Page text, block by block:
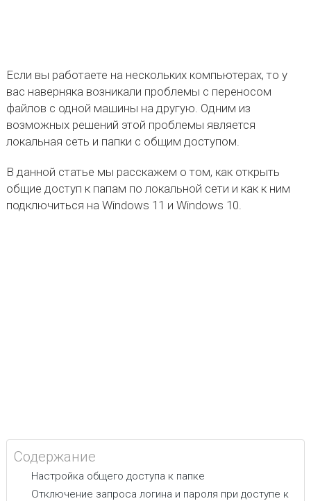
Если вы работаете на нескольких компьютерах, то у
вас наверняка возникали проблемы с переносом
файлов с одной машины на другую. Одним из
возможных решений этой проблемы является
локальная сеть и папки с общим доступом.
В данной статье мы расскажем о том, как открыть
общие доступ к папам по локальной сети и как к ним
подключиться на Windows 11 и Windows 10.
Содержание
Настройка общего доступа к папке
Отключение запроса логина и пароля при доступе к